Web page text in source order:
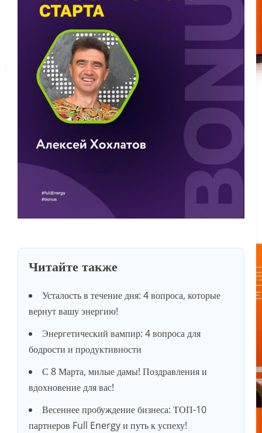
Читайте также
Усталость в течение дня: 4 вопроса, которые
вернут вашу энергию!
Энергетический вампир: 4 вопроса для
бодрости и продуктивности
С 8 Марта, милые дамы! Поздравления и
вдохновение для вас!
Весеннее пробуждение бизнеса: ТОП-10
партнеров Full Energy и путь к успеху!